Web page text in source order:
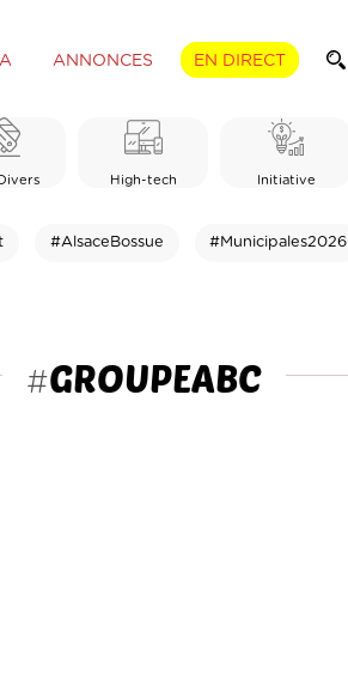
ANNONCES EN DIRECT
High-tech Initiative
#AlsaceBossue #Municipales2026
#GROUPEABC